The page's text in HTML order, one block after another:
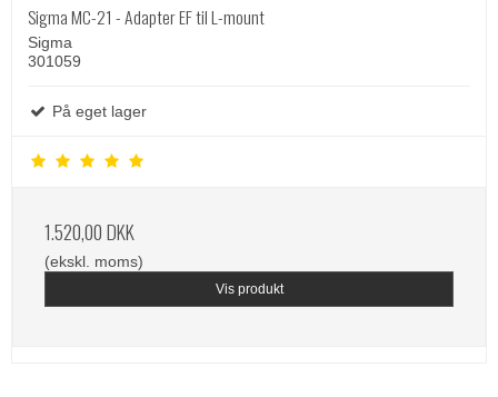
Sigma MC-21 - Adapter EF til L-mount
Sigma
301059
På eget lager
1.520,00 DKK
(ekskl. moms)
Vis produkt